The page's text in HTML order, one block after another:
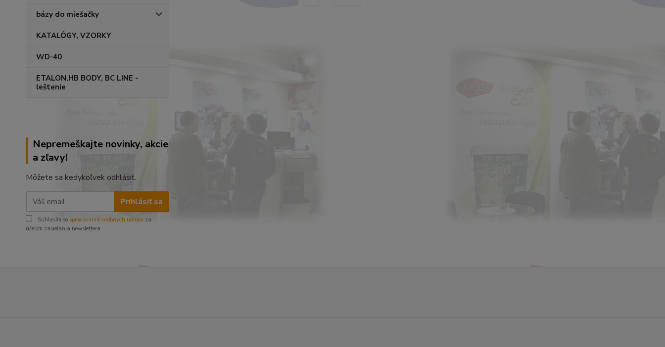
bázy do miešačky
KATALÓGY, VZORKY
WD-40
ETALON,HB BODY, BC LINE -
leštenie
Nepremeškajte novinky, akcie
a zľavy!
Môžete sa kedykoľvek odhlásiť.
Prihlásiť sa
Súhlasím so spracovaním osobných údajov za
účelom zasielania newslettera.